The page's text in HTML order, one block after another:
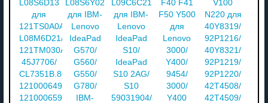
L08S6D13
для
121TS0A0A/
L08M6D21/
121TM030A/
45J7706/
CL7351B.806/
121000649/
121000659
L08S6Y02
для IBM-
Lenovo
IdeaPad
G570/
G560/
G550/
G780/
IBM-
L09C6C21
для IBM-
Lenovo
IdeaPad
S10/
IdeaPad
S10 2AG/
S10
59031904/
F40 F41
F50 Y500
для
Lenovo
3000/
Y400/
9454/
3000/
Y400
V100
N220 для
40Y8319/
92P1216/
40Y8321/
92P1219/
92P1220/
42T4508/
42T4509/